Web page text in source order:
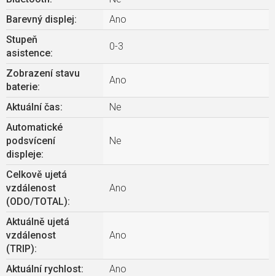
Barevný displej:
Ano
Stupeň
asistence:
0-3
Zobrazení stavu
baterie:
Ano
Aktuální čas:
Ne
Automatické
podsvícení
displeje:
Ne
Celkově ujetá
vzdálenost
(ODO/TOTAL):
Ano
Aktuálně ujetá
vzdálenost
(TRIP):
Ano
Aktuální rychlost:
Ano